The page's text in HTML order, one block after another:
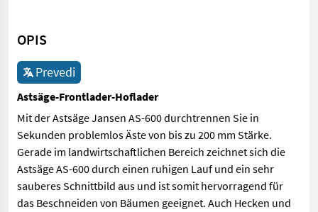
OPIS
Prevedi
Astsäge-Frontlader-Hoflader
Mit der Astsäge Jansen AS-600 durchtrennen Sie in
Sekunden problemlos Äste von bis zu 200 mm Stärke.
Gerade im landwirtschaftlichen Bereich zeichnet sich die
Astsäge AS-600 durch einen ruhigen Lauf und ein sehr
sauberes Schnittbild aus und ist somit hervorragend für
das Beschneiden von Bäumen geeignet. Auch Hecken und